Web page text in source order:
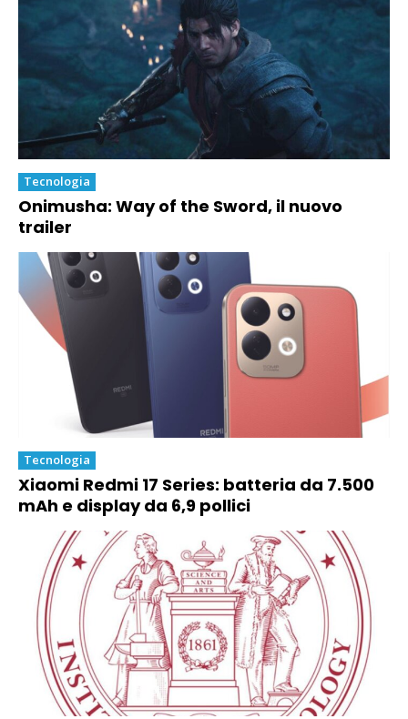
Tecnologia
Onimusha: Way of the Sword, il nuovo
trailer
Tecnologia
Xiaomi Redmi 17 Series: batteria da 7.500
mAh e display da 6,9 pollici